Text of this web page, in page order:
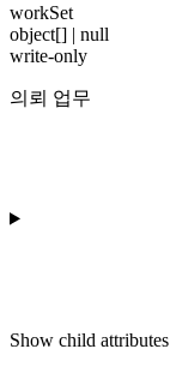
workSet
object[] | null
write-only
의뢰 업무
Show child attributes